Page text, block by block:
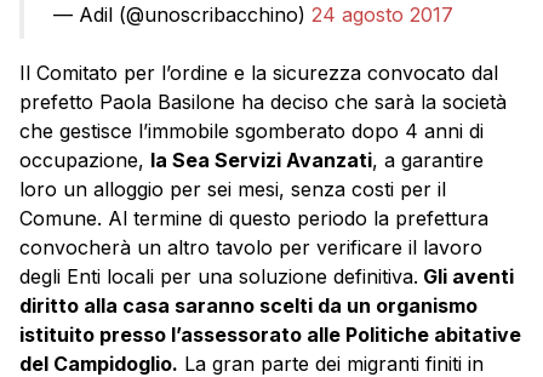
— Adil (@unoscribacchino) 24 agosto 2017
Il Comitato per l’ordine e la sicurezza convocato dal
prefetto Paola Basilone ha deciso che sarà la società
che gestisce l’immobile sgomberato dopo 4 anni di
occupazione, la Sea Servizi Avanzati, a garantire
loro un alloggio per sei mesi, senza costi per il
Comune. Al termine di questo periodo la prefettura
convocherà un altro tavolo per verificare il lavoro
degli Enti locali per una soluzione definitiva. Gli aventi
diritto alla casa saranno scelti da un organismo
istituito presso l’assessorato alle Politiche abitative
del Campidoglio. La gran parte dei migranti finiti in